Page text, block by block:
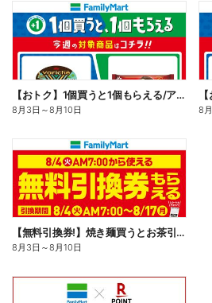
【おトク】1個買うと1個もらえる/アイス
8月3日 ～8月10日 8
【無料引換券!】焼き麺買うとお茶引換券貰える!
8月3日 ～8月10日